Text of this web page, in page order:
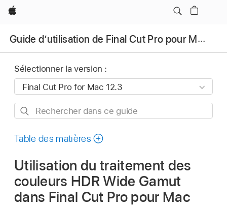
Apple
Guide d’utilisation de Final Cut Pro pour Mac
Sélectionner la version :
Rechercher
ce
Table des matières
Utilisation du traitement des
couleurs HDR Wide Gamut
dans Final Cut Pro pour Mac